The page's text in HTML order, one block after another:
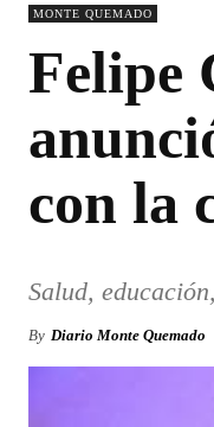
MONTE QUEMADO
Felipe
con la
Salud,
By Diario Monte Quemado